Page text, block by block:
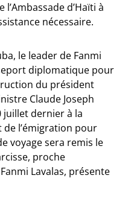
d’Haïti à
nécessaire.
le leader de Fanmi
diplomatique pour
du président
Claude Joseph
juillet dernier à la
l’émigration pour
voyage sera remis le
proche
Lavalas, présente